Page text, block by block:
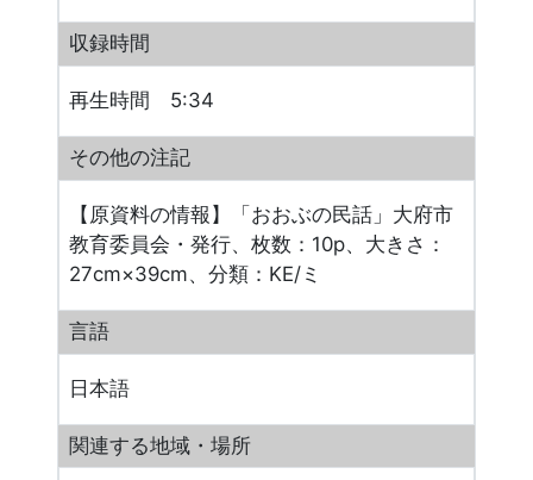
収録時間
再生時間 5:34
その他の注記
【原資料の情報】「おおぶの民話」大府市
教育委員会・発行、枚数：10p、大きさ：
27cm×39cm、分類：KE/ミ
言語
日本語
関連する地域・場所